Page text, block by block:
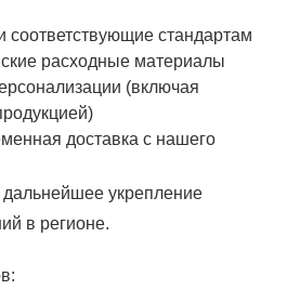
стандартам
расходные материалы
(включая
доставка с нашего
укрепление
в регионе.